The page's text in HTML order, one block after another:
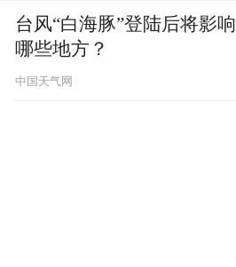
台风“白海豚”登陆后将影响
哪些地方？
中国天气网